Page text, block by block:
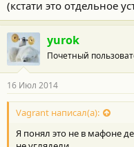
(кстати это отдельное
yurok
Почетный
16 Июл 2014
Vagrant написал(а):
Я понял это не в мафоне